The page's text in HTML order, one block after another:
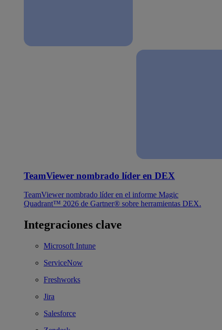
TeamViewer nombrado líder en DEX
TeamViewer nombrado líder en el informe Magic
Quadrant™ 2026 de Gartner® sobre herramientas DEX.
Integraciones clave
Microsoft Intune
ServiceNow
Freshworks
Jira
Salesforce